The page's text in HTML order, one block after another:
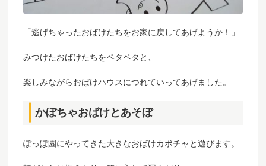
「逃げちゃったおばけたちをお家に戻してあげようか！」
みつけたおばけたちをペタペタと、
楽しみながらおばけハウスにつれていってあげました。
かぼちゃおばけとあそぼ
ぽっぽ園にやってきた大きなおばけカボチャと遊びます。